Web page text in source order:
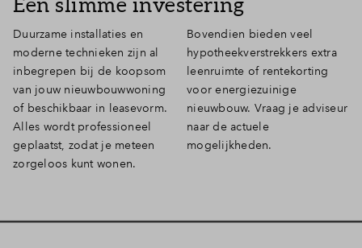
Duurzame installaties en
moderne technieken zijn al
inbegrepen bij de koopsom
van jouw nieuwbouwwoning
of beschikbaar in leasevorm.
Alles wordt professioneel
geplaatst, zodat je meteen
zorgeloos kunt wonen.
Bovendien bieden veel
hypotheekverstrekkers extra
leenruimte of rentekorting
voor energiezuinige
nieuwbouw. Vraag je adviseur
naar de actuele
mogelijkheden.